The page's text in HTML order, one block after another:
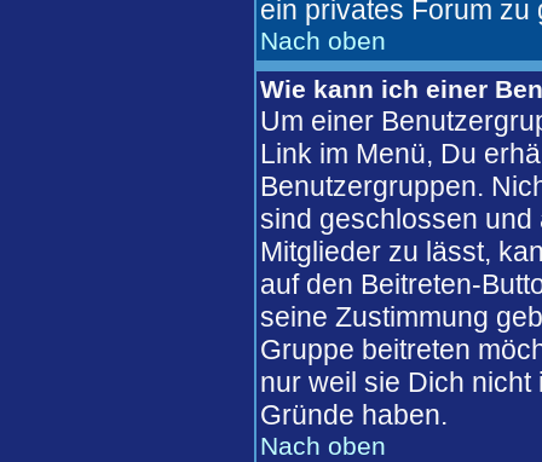
ein privates Forum zu
Nach oben
Wie kann ich einer
Um einer
Link im Menü, Du
Benutzergruppen.
sind geschlossen
Mitglieder zu lässt,
auf den Beitreten-
seine Zustimmung
Gruppe beitreten
nur weil sie Dich
Gründe haben.
Nach oben